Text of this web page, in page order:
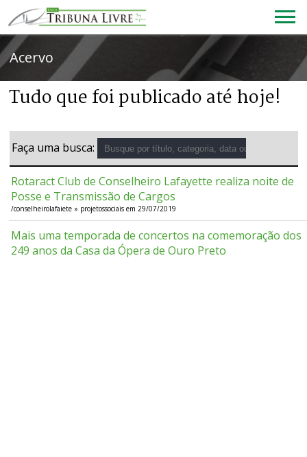
Acervo
Tudo que foi publicado até hoje!
Faça uma busca:
Rotaract Club de Conselheiro Lafayette realiza noite de
Posse e Transmissão de Cargos
/conselheirolafaiete » projetossociais em 29/07/2019
Mais uma temporada de concertos na comemoração dos
249 anos da Casa da Ópera de Ouro Preto